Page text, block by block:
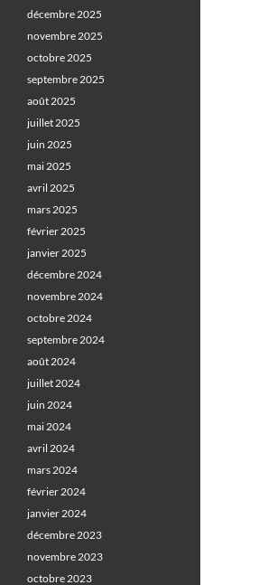
décembre 2025
novembre 2025
octobre 2025
septembre 2025
août 2025
juillet 2025
juin 2025
mai 2025
avril 2025
mars 2025
février 2025
janvier 2025
décembre 2024
novembre 2024
octobre 2024
septembre 2024
août 2024
juillet 2024
juin 2024
mai 2024
avril 2024
mars 2024
février 2024
janvier 2024
décembre 2023
novembre 2023
octobre 2023